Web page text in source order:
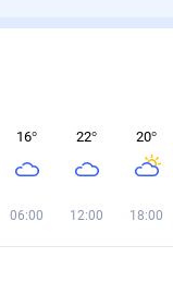
16°
06:00
22°
12:00
20°
18:00